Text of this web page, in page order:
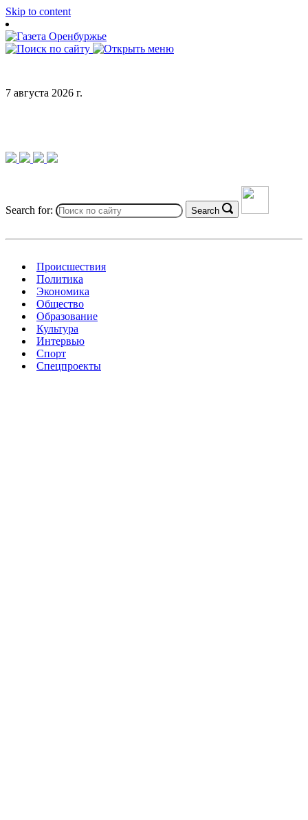
Skip to content
7 августа 2026 г.
Search for: Search
Происшествия
Политика
Экономика
Общество
Образование
Культура
Интервью
Спорт
Спецпроекты